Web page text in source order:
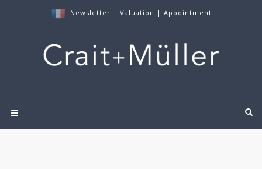
Newsletter | Valuation | Appointment